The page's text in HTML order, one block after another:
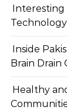
Interesting
Inside
Brain Drain
Healthy